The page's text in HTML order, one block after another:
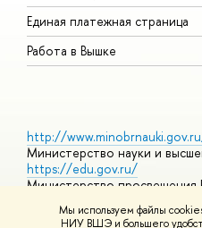
Мы используем файлы
НИУ ВШЭ и большего
Единая платежная страница
Работа в Вышке
http://
Министерство науки и
https://edu.gov.ru/
Министерство просвещения
https://elearning.hse.ru/mooc
Массовые открытые онлайн-